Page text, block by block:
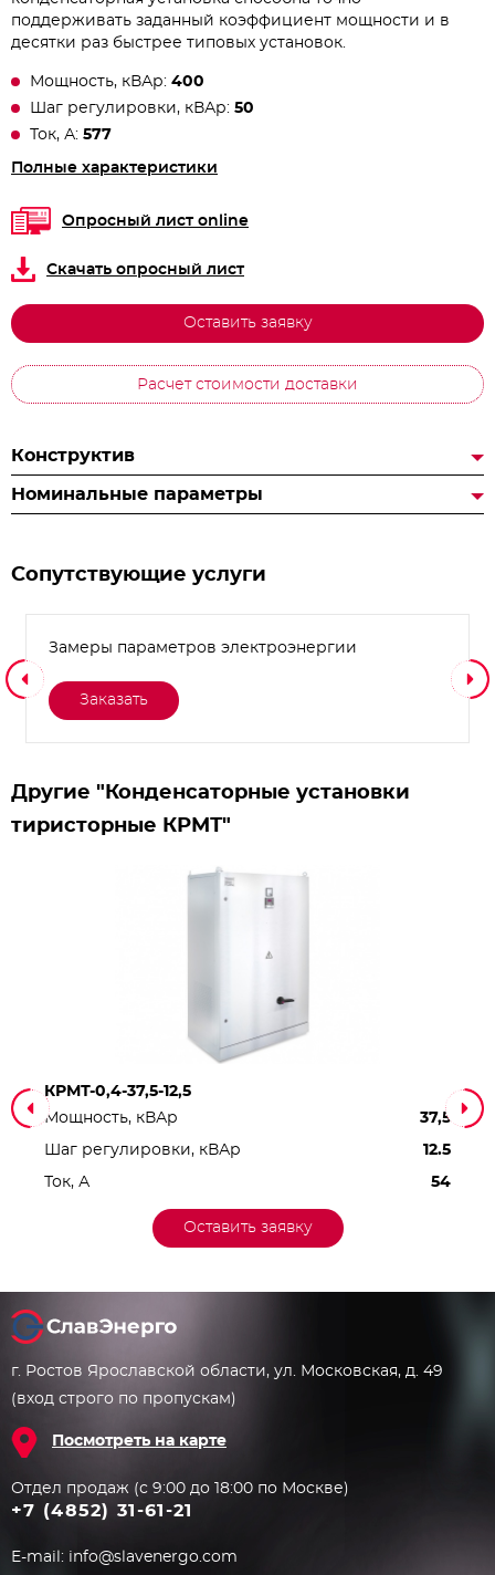
поддерживать заданный коэффициент мощности и в
десятки раз быстрее типовых установок.
Мощность, кВАр: 400
Шаг регулировки, кВАр: 50
Ток, А: 577
Полные характеристики
Опросный лист online
Скачать опросный лист
Оставить заявку
Расчет стоимости доставки
Конструктив
Номинальные параметры
Сопутствующие услуги
Замеры параметров электроэнергии
Заказать
Другие "Конденсаторные установки
тиристорные КРМТ"
КРМТ-0,4-37,5-12,5
Мощность, кВАр
37,5
Шаг регулировки, кВАр 12.5
Ток, А 54
Оставить заявку
г. Ростов Ярославской области, ул. Московская, д. 49
(вход строго по пропускам)
Посмотреть на карте
Отдел продаж (с 9:00 до 18:00 по Москве)
+7 (4852) 31-61-21
E-mail: info@slavenergo.com